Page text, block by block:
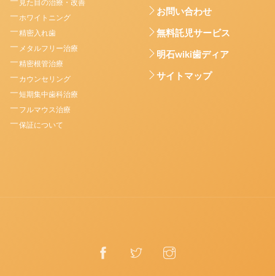
見た目の治療・改善
ホワイトニング
精密入れ歯
メタルフリー治療
精密根管治療
カウンセリング
短期集中歯科治療
フルマウス治療
保証について
お問い合わせ
無料託児サービス
明石wiki歯ディア
サイトマップ